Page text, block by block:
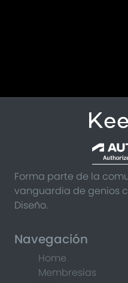
Forma parte de la
vanguardia de genios
Diseño.
Navegación
Home
Membresías